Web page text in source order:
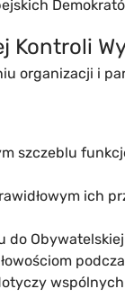
Kontroli
organizacji i
szczeblu
ich
wspólnych